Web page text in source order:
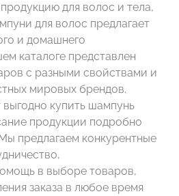
для волос и тела,
для волос предлагает
и домашнего
каталоге представлен
с разными свойствами и
мировых брендов.
купить шампунь
продукции подробно
предлагаем конкурентные
в выборе товаров,
заказа в любое время